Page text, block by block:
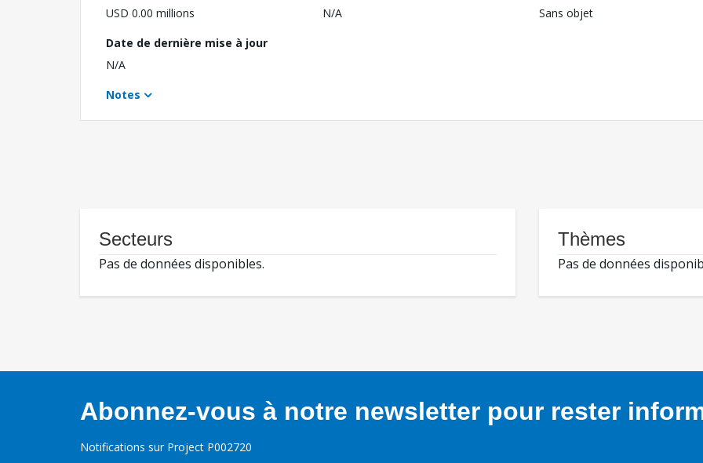
USD 0.00 millions
N/A
Sans objet
Date de dernière mise à jour
N/A
Notes
Secteurs
Pas de données disponibles.
Thèmes
Pas de données
Abonnez-vous à notre newsletter pour rester
Notifications sur Project P002720